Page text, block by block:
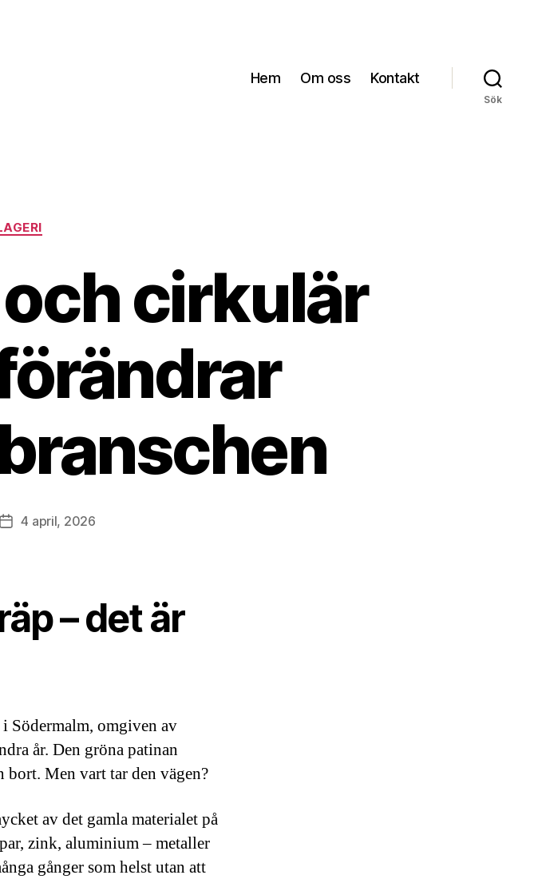
Hem Om oss Kontakt
Sök
cirkulär
Inläggsdatum
4 april, 2026
– det är
Södermalm, omgiven av
år. Den gröna patinan
bort. Men vart tar den vägen?
av det gamla materialet på
zink, aluminium – metaller
gånger som helst utan att